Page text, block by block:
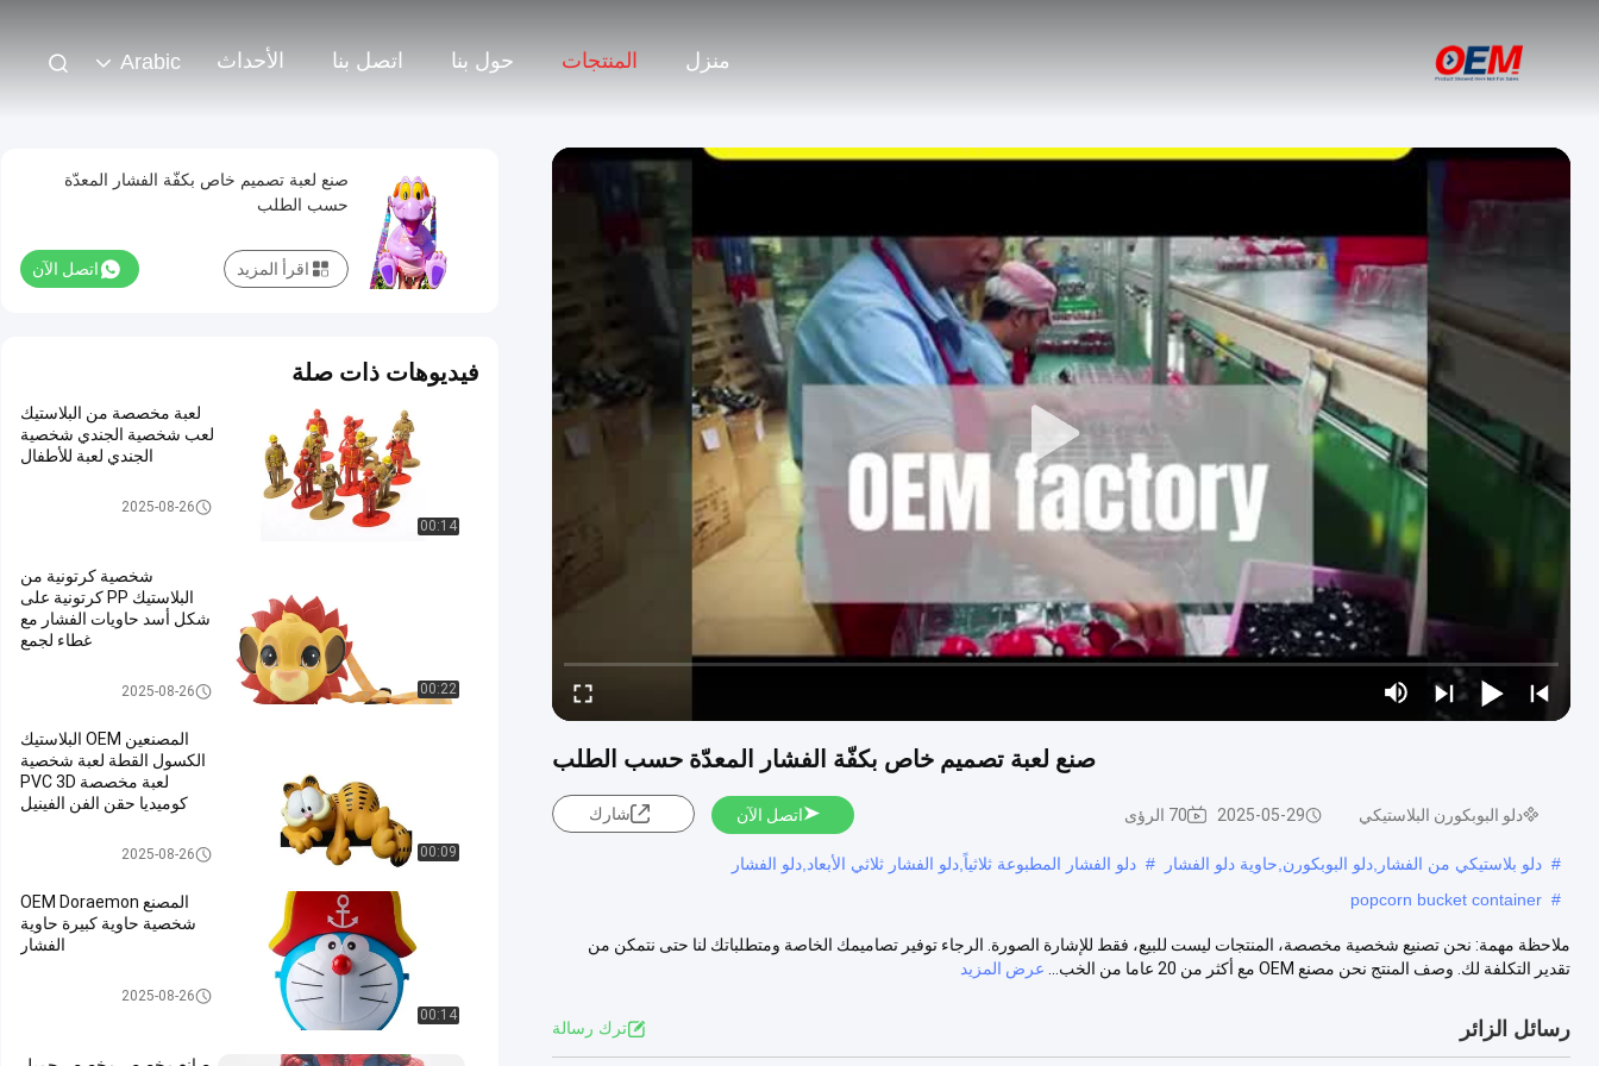
منزل المنتجات حول بنا اتصل بنا الأحداث Arabic
صنع لعبة تصميم خاص بكفّة الفشار المعدّة حسب الطلب
دلو البوبكورن البلاستيكي 2025-05-29 70 الرؤى اتصل الآن شارك
# دلو بلاستيكي من الفشار,دلو البوبكورن,حاوية دلو الفشار # دلو الفشار المطبوعة ثلاثياً,دلو الفشار ثلاثي الأبعاد,دلو الفشار
#
popcorn bucket container
ملاحظة مهمة: نحن تصنيع شخصية مخصصة، المنتجات ليست للبيع، فقط للإشارة الصورة. الرجاء توفير تصاميمك الخاصة ومتطلباتك لنا حتى نتمكن من
تقدير التكلفة لك. وصف المنتج نحن مصنع OEM مع أكثر من 20 عاما من الخب...
عرض المزيد
رسائل الزائر ترك رسالة
صنع لعبة تصميم خاص بكفّة الفشار المعدّة
حسب الطلب
اتصل الآن اقرأ المزيد
فيديوهات ذات صلة
00:14
لعبة مخصصة من البلاستيك
لعب شخصية الجندي شخصية
الجندي لعبة للأطفال
2025-08-26
00:22
شخصية كرتونية من
البلاستيك PP كرتونية على
شكل أسد حاويات الفشار مع
غطاء لجمع
دلو البوبكورن البلاستيكي
2025-08-26
00:09
المصنعين OEM البلاستيك
الكسول القطة لعبة شخصية
لعبة مخصصة PVC 3D
كوميديا حقن الفن الفينيل
الحيوانات البلاستيكية/لعبة نموذج ا
2025-08-26
00:14
المصنع OEM Doraemon
شخصية حاوية كبيرة حاوية
الفشار
دلو البوبكورن البلاستيكي
2025-08-26